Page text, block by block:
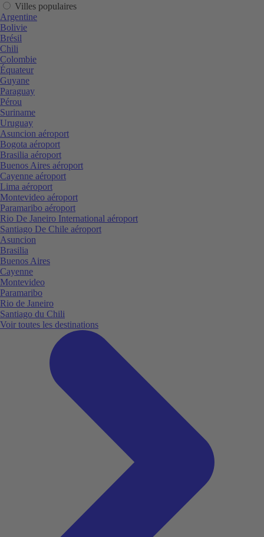
Villes populaires
Argentine
Bolivie
Brésil
Chili
Colombie
Équateur
Guyane
Paraguay
Pérou
Suriname
Uruguay
Asuncion aéroport
Bogota aéroport
Brasilia aéroport
Buenos Aires aéroport
Cayenne aéroport
Lima aéroport
Montevideo aéroport
Paramaribo aéroport
Rio De Janeiro International aéroport
Santiago De Chile aéroport
Asuncion
Brasilia
Buenos Aires
Cayenne
Montevideo
Paramaribo
Rio de Janeiro
Santiago du Chili
Voir toutes les destinations